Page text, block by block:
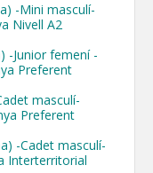
-Mini masculí-
Nivell A2
-Junior femení -
Preferent
masculí-
Preferent
-Cadet masculí-
Interterritorial